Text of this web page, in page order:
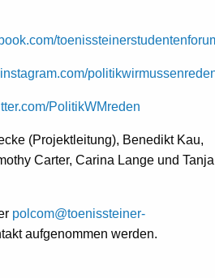
PolitikWMreden
(Projektleitung), Benedikt Kau,
Carter, Carina Lange und Tanja
polcom@toenissteiner-
aufgenommen werden.